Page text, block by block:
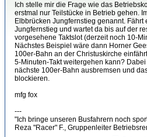
Ich stelle mir die Frage wie das
erstmal nur Teilstücke in Betrieb gehen.
Elbbrücken Jungfernstieg genannt.
Jungfernstieg und wartet da bis auf der
vorgesehene Taktslot (derzeit noch 10-
Nächstes Beispiel wäre dann Horner
100er-Bahn an der Christuskirche
5-Minuten-Takt weitergehen kann?
nächste 100er-Bahn ausbremsen und
blockieren.
mfg fox
---
"Ich bringe unseren Busfahrern noch
Reza "Racer" F., Gruppenleiter